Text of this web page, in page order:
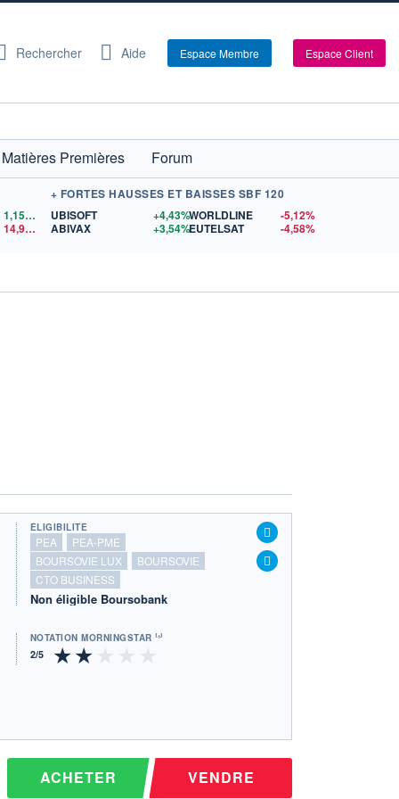
Rechercher Aide Espace Membre Espace Client
Matières Premières Forum
1,1559
$US
14,90$US
+ FORTES HAUSSES ET BAISSES SBF 120
UBISOFT
+4,43%
ABIVAX
+3,54%
WORLDLINE
-5,12%
EUTELSAT
-4,58%
ÉLIGIBILITÉ
PEA
PEA-PME
BOURSOVIE LUX
BOURSOVIE
CTO BUSINESS
Non éligible Boursobank
NOTATION MORNINGSTAR ⁽¹⁾
ACHETER VENDRE